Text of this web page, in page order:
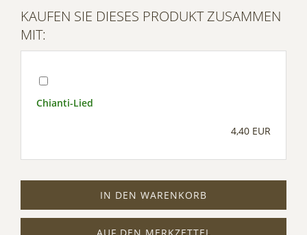
KAUFEN SIE DIESES PRODUKT ZUSAMMEN
MIT:
Chianti-Lied
4,40 EUR
IN DEN WARENKORB